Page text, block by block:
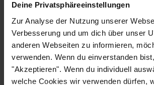
Deine Privatsphäreeinstellungen
Zur Analyse der Nutzung unserer
Verbesserung und um dich über unser
anderen Webseiten zu informieren,
verwenden. Wenn du einverstanden
"Akzeptieren". Wenn du individuell
welche Cookies wir verwenden dürfen,
wirklich verankerst
→ Wie du mit INQA-Coaching dafür
neue Führungskultur auch unter